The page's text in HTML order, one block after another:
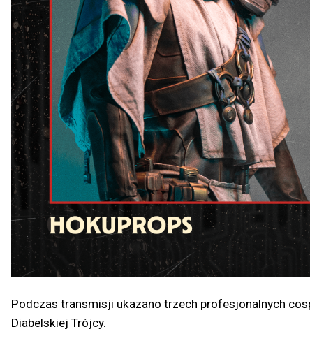
Podczas transmisji ukazano trzech profesjonalnych
Diabelskiej Trójcy.